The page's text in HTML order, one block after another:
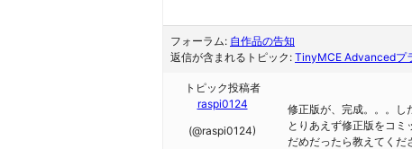
フォーラム: 自作品の告知
返信が含まれるトピック: TinyMCE Advancedプ
トピック投稿者
raspi0124
(@raspi0124)
修正版が、完成。。。し
とりあえず修正版をコミ
だめだったら教えてくだ